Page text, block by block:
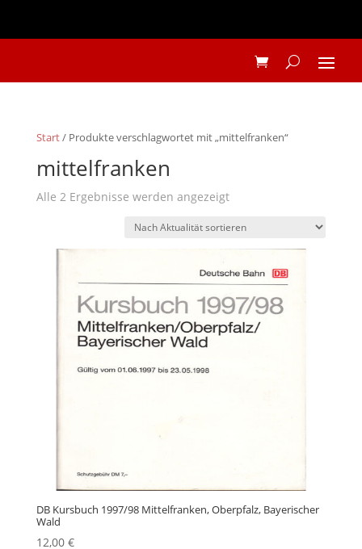
Start/ Produkte verschlagwortet mit „mittelfranken“
mittelfranken
Alle 2 Ergebnisse werden angezeigtNach
sortiert
DB Kursbuch 1997/98 Mittelfranken, Oberpfalz, Bayerischer
Wald
12,00 €